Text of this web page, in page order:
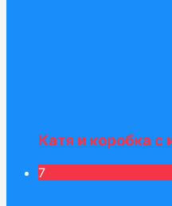
Катя и коробка
7